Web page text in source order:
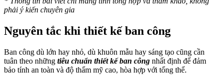
phải ý kiến chuyên gia
Nguyên tắc khi thiết kế ban công
Ban công dù lớn hay nhỏ, dù khuôn mẫu hay sáng tạo cũng cần
tuân theo những tiêu chuẩn thiết kế ban công nhất định để đảm
bảo tính an toàn và độ thẩm mỹ cao, hòa hợp với tổng thể.